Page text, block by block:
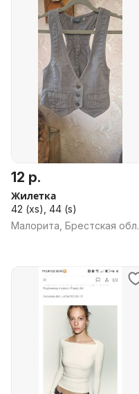
12 р.
Жилетка
42 (xs), 44 (s)
Малорита, Брестская обл.